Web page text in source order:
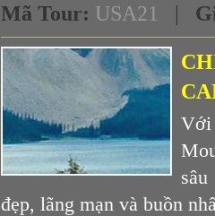
Mã Tour: USA21 |
Với
đẹp, lãng mạn và buồn